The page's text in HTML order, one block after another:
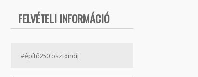
FELVÉTELI INFORMÁCIÓ
#építő250 ösztöndíj